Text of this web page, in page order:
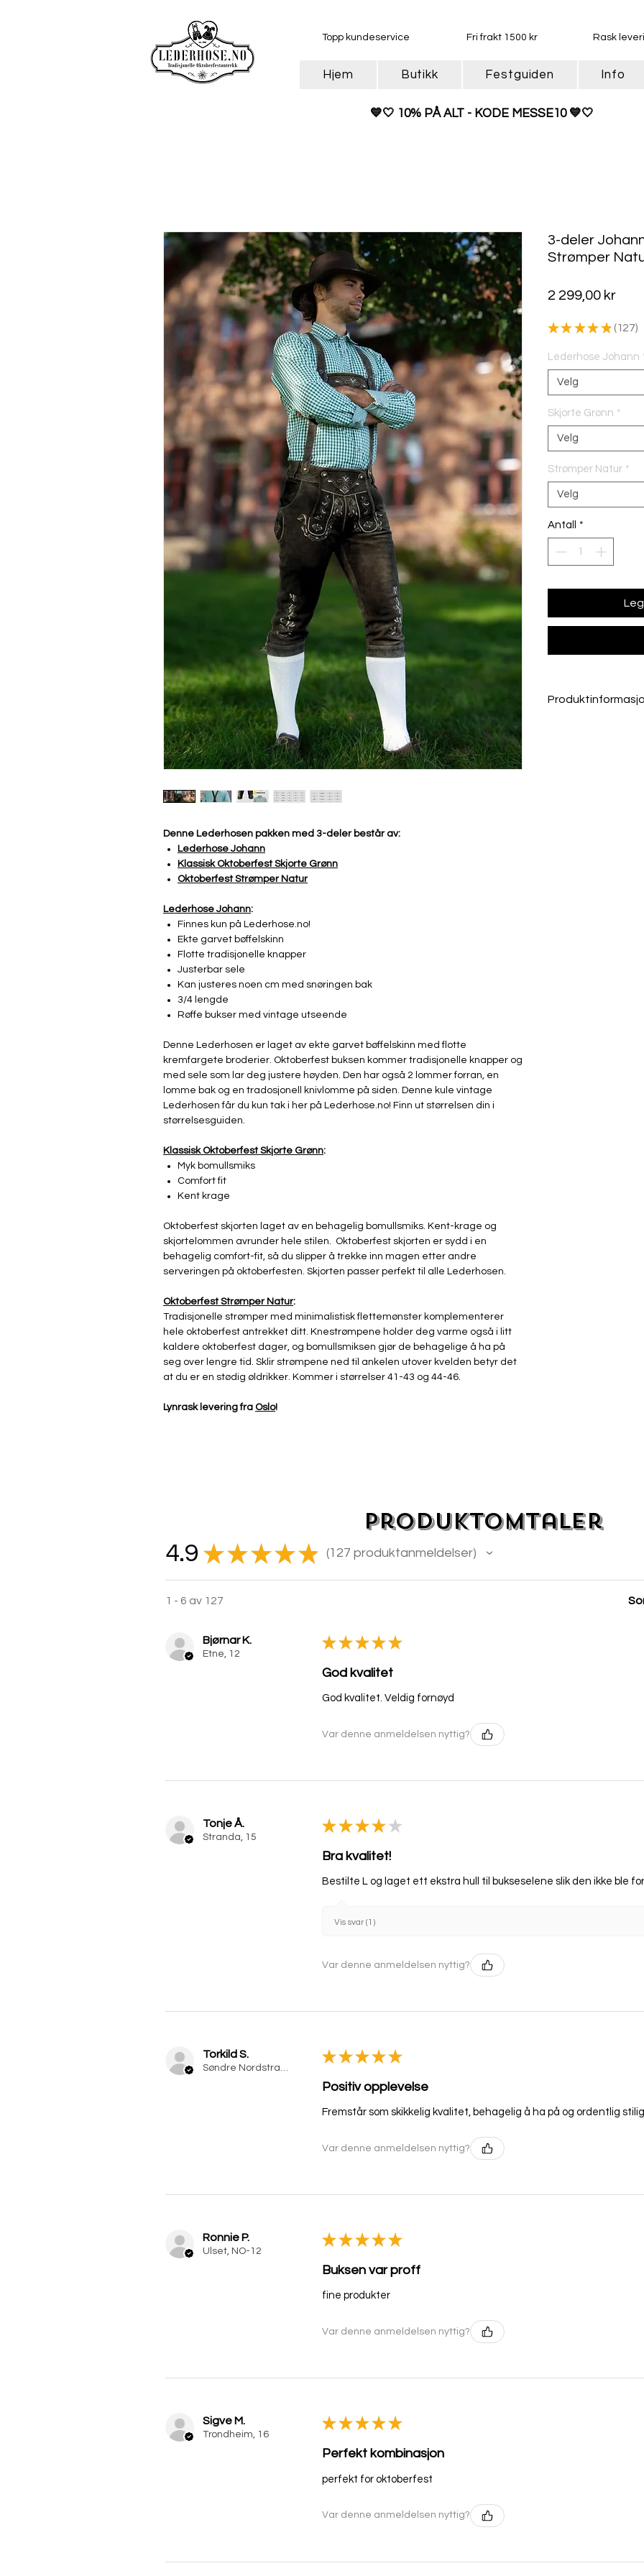
Topp kundeservice Fri frakt 1500 kr Rask
Hjem Butikk Festguiden Info
💙🤍 10% PÅ ALT - KODE MESSE10 💙🤍
Denne Lederhosen pakken med 3-deler består av:
Lederhose Johann
Klassisk Oktoberfest Skjorte Grønn
Oktoberfest Strømper Natur
Lederhose Johann:
Finnes kun på Lederhose.no!
Ekte garvet bøffelskinn
Flotte tradisjonelle knapper
Justerbar sele
Kan justeres noen cm med snøringen bak
3/4 lengde
Røffe bukser med vintage utseende
Denne Lederhosen er laget av ekte garvet bøffelskinn med flotte
kremfargete broderier. Oktoberfest buksen kommer tradisjonelle knapper og
med sele som lar deg justere høyden. Den har også 2 lommer forran, en
lomme bak og en tradosjonell knivlomme på siden. Denne kule vintage
Lederhosen får du kun tak i her på Lederhose.no! Finn ut størrelsen din i
størrelsesguiden.
Klassisk Oktoberfest Skjorte Grønn:
Myk bomullsmiks
Comfort fit
Kent krage
Oktoberfest skjorten laget av en behagelig bomullsmiks. Kent-krage og
skjortelommen avrunder hele stilen. Oktoberfest skjorten er sydd i en
behagelig comfort-fit, så du slipper å trekke inn magen etter andre
serveringen på oktoberfesten. Skjorten passer perfekt til alle Lederhosen.
Oktoberfest Strømper Natur:
Tradisjonelle strømper med minimalistisk flettemønster komplementerer
hele oktoberfest antrekket ditt. Knestrømpene holder deg varme også i litt
kaldere oktoberfest dager, og bomullsmiksen gjør de behagelige å ha på
seg over lengre tid. Sklir strømpene ned til ankelen utover kvelden betyr det
at du er en stødig øldrikker. Kommer i størrelser 41-43 og 44-46.
Lynrask levering fra Oslo!
3-deler
Strømper
2 299,00 krPris
★ ★ ★ ★ ★ 127
127
Lederhose Johann
Velg
Skjorte Grønn *
Velg
Strømper Natur *
Velg
Antall *
Produktomtaler
4.9 ★ ★ ★ ★ ★ 127 produktanmeldelser
127
1 - 6 av 127
Bjørnar K.
Etne, 12
★ ★ ★ ★ ★
God kvalitet
God kvalitet. Veldig fornøyd
Var denne anmeldelsen nyttig?
Tonje Å.
Stranda, 15
★ ★ ★ ★ ★
Bra kvalitet!
Bestilte L og laget ett ekstra hull til bukseselene slik den ikke ble
Vis svar (1)
Var denne anmeldelsen nyttig?
Torkild S.
Søndre Nordstrand, NO-03
★ ★ ★ ★ ★
Positiv opplevelse
Fremstår som skikkelig kvalitet, behagelig å ha på og ordentlig
Var denne anmeldelsen nyttig?
Ronnie P.
Ulset, NO-12
★ ★ ★ ★ ★
Buksen var proff
fine produkter
Var denne anmeldelsen nyttig?
Sigve M.
Trondheim, 16
★ ★ ★ ★ ★
Perfekt kombinasjon
perfekt for oktoberfest
Var denne anmeldelsen nyttig?